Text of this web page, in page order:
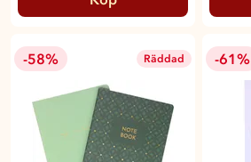
-58% Räddad -61%